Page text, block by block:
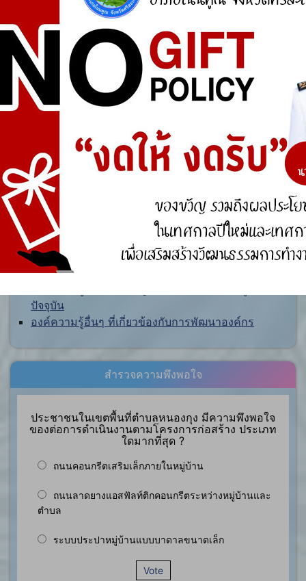
ศูนย์ร้องเรียน
สำนักงานคณะกรรมการป้องกันและปราบปรามการ
สำนักงานคณะกรรมการป้องกันและปราบปรามการ
ทุจริตในภาครัฐ
การจัดการความรู้ (KM)
องค์ความรู้ที่สนับสนุน วิสัยทัศน์ พันธกิจ ยุทธศาสตร์
ขององค์กร
องค์ความรู้จากประสบการณ์ที่องค์กรได้สั่งสมมา
ปัจจุบัน
องค์ความรู้อื่นๆ ที่เกี่ยวข้องกับการพัฒนาองค์กร
สำรวจความพึงพอใจ
ประชาชนในเขตพื้นที่ตำบลหนองกุง มีความพึงพอใจ
ของต่อการดำเนินงานตามโครงการก่อสร้าง ประเภท
ใดมากที่สุด ?
ถนนคอนกรีตเสริมเล็กภายในหมู่บ้าน
ถนนลาดยางแอสฟัลท์ติกคอนกรีตระหว่างหมู่บ้านและ
ตำบล
ระบบประปาหมู่บ้านแบบบาดาลขนาดเล็ก
Vote